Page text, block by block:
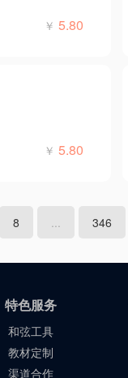
￥5.80
￥5.80
8 ... 346
特色服务
和弦工具
教材定制
渠道合作